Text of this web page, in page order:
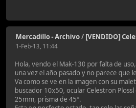
Mercadillo - Archivo/ [VENDIDO]
1-Feb-13, 11:44
Hola, vendo el Mak-130 por falta de
una vez el año pasado y no parece que
Va como se ve en la imagen con su
buscador 10x50, ocular Celestron
25mm, prisma de 45º.